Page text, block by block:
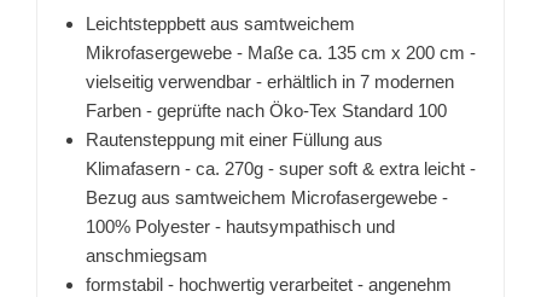
Leichtsteppbett aus samtweichem
Mikrofasergewebe - Maße ca. 135 cm x 200 cm -
vielseitig verwendbar - erhältlich in 7 modernen
Farben - geprüfte nach Öko-Tex Standard 100
Rautensteppung mit einer Füllung aus
Klimafasern - ca. 270g - super soft & extra leicht -
Bezug aus samtweichem Microfasergewebe -
100% Polyester - hautsympathisch und
anschmiegsam
formstabil - hochwertig verarbeitet - angenehm